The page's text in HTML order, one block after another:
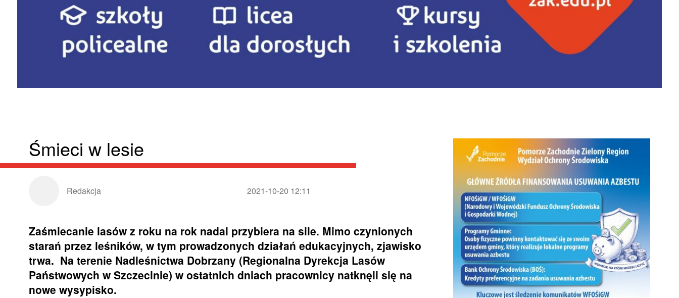
Śmieci w lesie
Redakcja 2021-10-20 12:11
Zaśmiecanie lasów z roku na rok nadal przybiera na sile. Mimo czynionych
starań przez leśników, w tym prowadzonych działań edukacyjnych, zjawisko
trwa. Na terenie Nadleśnictwa Dobrzany (Regionalna Dyrekcja Lasów
Państwowych w Szczecinie) w ostatnich dniach pracownicy natknęli się na
nowe wysypisko.